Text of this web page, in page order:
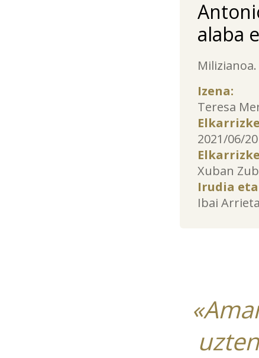
alaba
Izena:
Teresa
2021/06/
Xuban
Irudia
Ibai